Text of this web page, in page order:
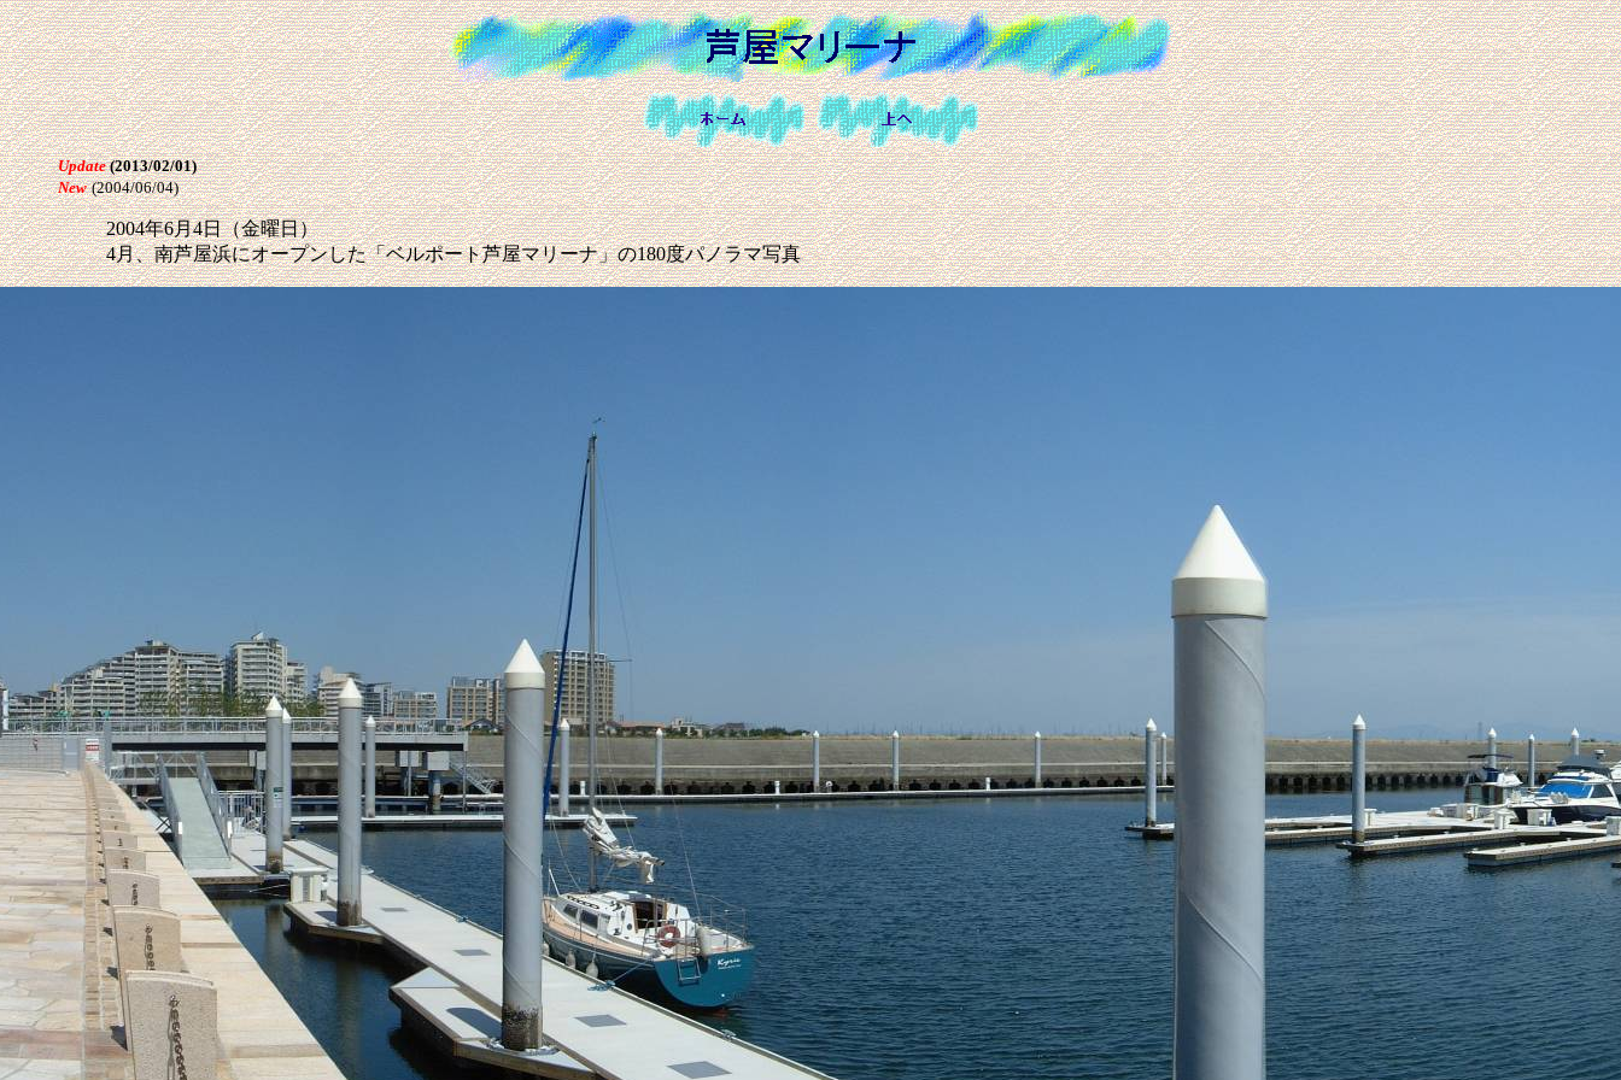
Update(2013/02/01)
New (2004/06/04)
2004年6月4日（金曜日）
4月、南芦屋浜にオープンした「ベルポート芦屋マリーナ」の180度パノラマ写真